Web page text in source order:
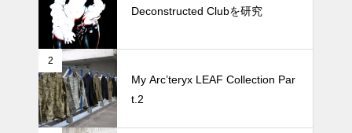
oyamaでメンテナンス 2026
プ 2026
Deconstructed Clubを研究
2
My Arc’teryx LEAF Collection Par
t.2